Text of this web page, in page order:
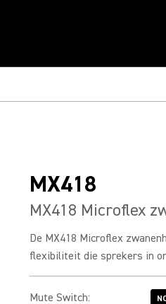
MX418
MX418 Microflex
De MX418 Microflex
flexibiliteit die sprekers in
Mute Switch: